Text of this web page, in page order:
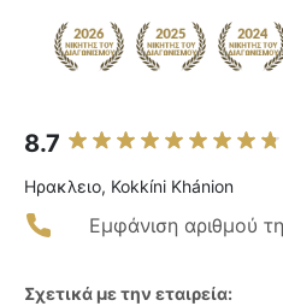
8.7
Ηρακλειο, Kokkíni Khánion
Εμφάνιση αριθμού
Σχετικά με την εταιρεία: